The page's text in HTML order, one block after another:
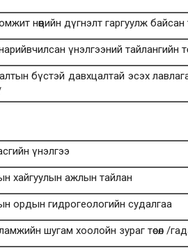
нөөцийн дүгнэлт гаргуулж байсан
үнэлгээний тайлангийн
бүстэй давхцалтай эсэх
үнэлгээ
хайгуулын ажлын тайлан
ордын гидрогеологийн судалгаа
шугам хоолойн зураг төсөл /